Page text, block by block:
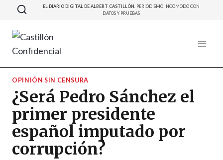
Saltar
contenido
EL DIARIO DIGITAL DE ALBERT CASTILLÓN. PERIODISMO INCÓMODO CON
DATOS Y PRUEBAS
OPINIÓN SIN CENSURA
¿Será Pedro Sánchez el
primer presidente
español imputado por
corrupción?